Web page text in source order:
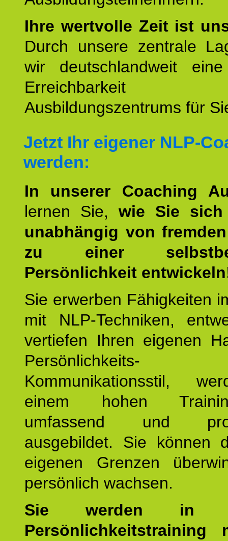
Ihre wertvolle Zeit ist
Durch unsere zentrale
wir deutschlandweit
Erreichbarkeit
Ausbildungszentrums für
Jetzt Ihr eigener NLP-
werden:
In unserer Coaching
lernen Sie, wie Sie
unabhängig von
zu einer
Persönlichkeit
Sie erwerben Fähigkeiten
mit NLP-Techniken,
vertiefen Ihren eigenen
Kommunikationsstil,
einem hohen
umfassend und
ausgebildet. Sie können
eigenen Grenzen
persönlich wachsen.
Sie werden in
Persönlichkeitstraining